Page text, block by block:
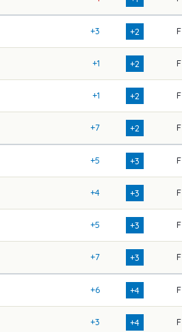
+3 +2 F
+1 +2 F
+1 +2 F
+7 +2 F
+5 +3 F
+4 +3 F
+5 +3 F
+7 +3 F
+6 +4 F
+3 +4 F